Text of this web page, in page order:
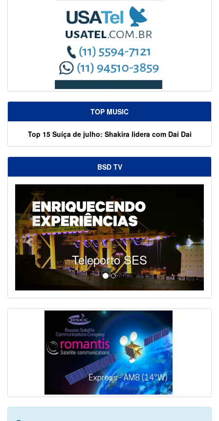
TOP MUSIC
Top 15 Suíça de julho: Shakira lidera com Dai Dai
BSD TV
Teleporto SES